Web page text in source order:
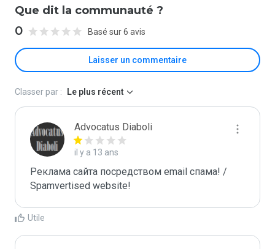
Que dit la communauté ?
0 Basé sur 6 avis
Laisser un commentaire
Classer par : Le plus récent
Advocatus Diaboli
il y a 13 ans
Реклама сайта посредством email спама! /
Spamvertised website!
Utile